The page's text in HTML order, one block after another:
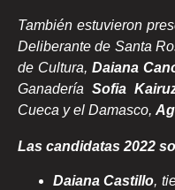
También estuvieron
Deliberante de Santa
de Cultura,Daiana
Ganadería Sofia
Cueca y el Damasco,
Las candidatas 2022
Daiana Castillo,